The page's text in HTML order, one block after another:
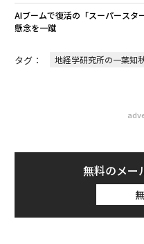
AIブームで復活の「スーパースタ
懸念を一蹴
タグ： 地経学研究所の一葉知
無料のメー